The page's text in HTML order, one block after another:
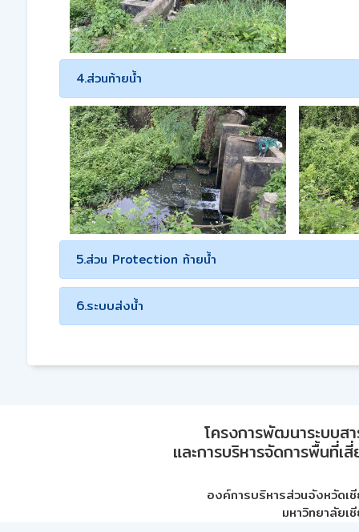
4.ส่วนท้ายน้ำ
5.ส่วน Protection ท้ายน้ำ
6.ระบบส่งน้ำ
โครงการพัฒนาระบบส
และการบริหารจัดการพื้นที่เ
องค์การบริหารส่วนจังหวัดเ
มหาวิทยาลัยเ